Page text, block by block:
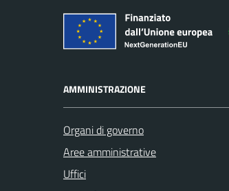
AMMINISTRAZIONE
Organi di governo
Aree amministrative
Uffici